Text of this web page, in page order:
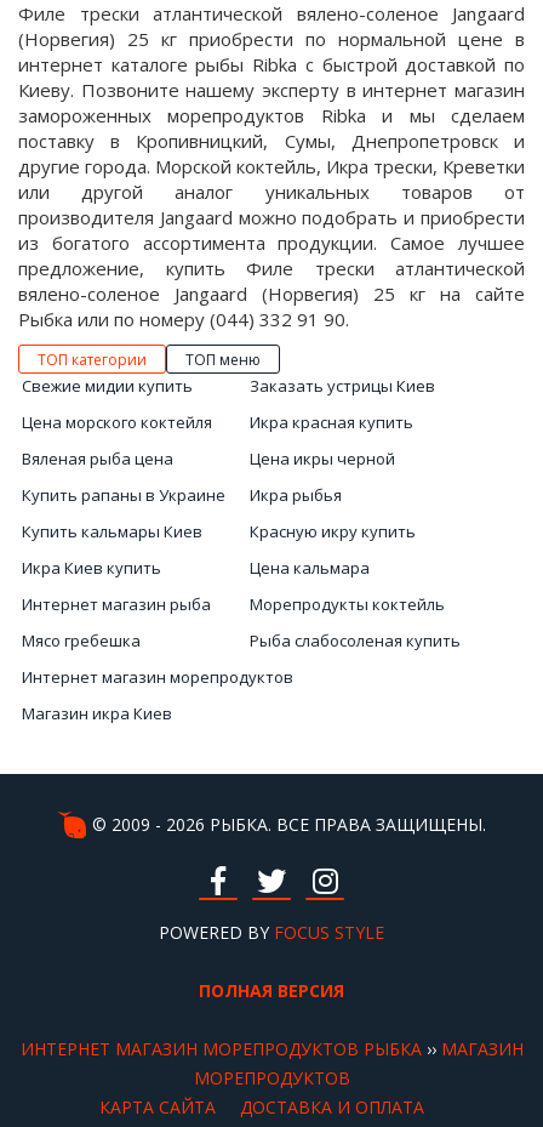
Филе трески атлантической вялено-соленое Jangaard
(Норвегия) 25 кг приобрести по нормальной цене в
интернет каталоге рыбы Ribka с быстрой доставкой по
Киеву. Позвоните нашему эксперту в интернет магазин
замороженных морепродуктов Ribka и мы сделаем
поставку в Кропивницкий, Сумы, Днепропетровск и
другие города. Морской коктейль, Икра трески, Креветки
или другой аналог уникальных товаров от
производителя Jangaard можно подобрать и приобрести
из богатого ассортимента продукции. Самое лучшее
предложение, купить Филе трески атлантической
вялено-соленое Jangaard (Норвегия) 25 кг на сайте
Рыбка или по номеру (044) 332 91 90.
ТОП категории ТОП меню
Свежие мидии купить
Цена морского коктейля
Вяленая рыба цена
Купить рапаны в Украине
Купить кальмары Киев
Икра Киев купить
Интернет магазин рыба
Мясо гребешка
Заказать устрицы Киев
Икра красная купить
Цена икры черной
Икра рыбья
Красную икру купить
Цена кальмара
Морепродукты коктейль
Рыба слабосоленая купить
Интернет магазин морепродуктов
Магазин икра Киев
Морепродукты онлайн
Вяленая рыба купить Киев
Заказать лобстера
© 2009 - 2026 РЫБКА. ВСЕ ПРАВА ЗАЩИЩЕНЫ.
POWERED BY FOCUS STYLE
ПОЛНАЯ ВЕРСИЯ
ИНТЕРНЕТ МАГАЗИН МОРЕПРОДУКТОВ РЫБКА›› МАГАЗИН
МОРЕПРОДУКТОВ
КАРТА САЙТА
ДОСТАВКА И ОПЛАТА